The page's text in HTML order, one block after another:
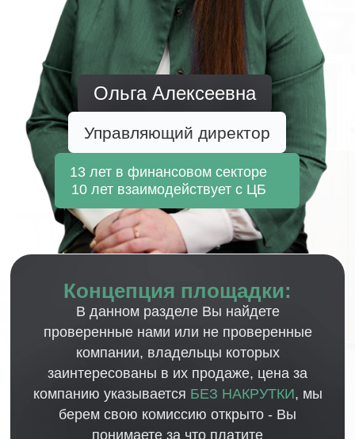
понимаете за что платите
Кейсы:готовые МФО,
Ломбарды, Кооперативы